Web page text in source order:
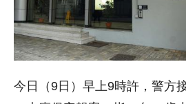
今日（9日）早上9時許，警方